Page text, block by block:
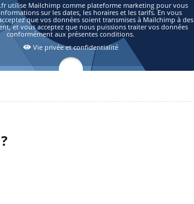
utilise Mailchimp comme plateforme marketing pour vous
sur les dates, les horaires et les tarifs. En vous
que vos données soient transmises à Mailchimp à des
et vous acceptez que nous puissions traiter vos données
conformément aux présentes conditions.
Vie privée et confidentialité